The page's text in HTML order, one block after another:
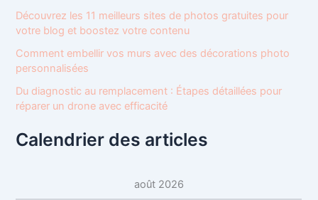
:Découvrez les 11 meilleurs sites de photos gratuites pour
votre blog et boostez votre contenu
Comment embellir vos murs avec des décorations photo
personnalisées
Du diagnostic au remplacement : Étapes détaillées pour
réparer un drone avec efficacité
Calendrier des articles
août 2026